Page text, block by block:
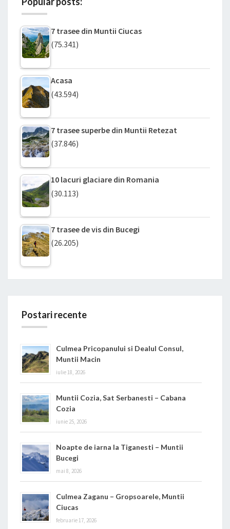
7 trasee din Muntii Ciucas
(75.341)
Acasa
(43.594)
7 trasee superbe din Muntii Retezat
(37.846)
10 lacuri glaciare din Romania
(30.113)
7 trasee de vis din Bucegi
(26.205)
Postari recente
Culmea Pricopanului si Dealul Consul,
Muntii Macin
iulie 18, 2026
Muntii Cozia, Sat Serbanesti – Cabana
Cozia
iunie 25, 2026
Noapte de iarna la Tiganesti – Muntii
Bucegi
mai 8, 2026
Culmea Zaganu – Gropsoarele, Muntii
Ciucas
februarie 17, 2026